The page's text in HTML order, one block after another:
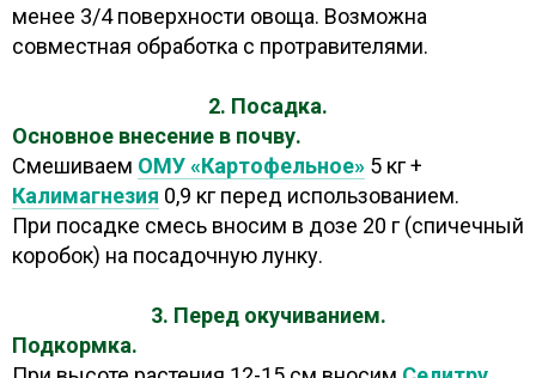
менее 3/4 поверхности овоща. Возможна
совместная обработка с протравителями.
2. Посадка.
Основное внесение в почву.
Смешиваем ОМУ «Картофельное» 5 кг +
Калимагнезия 0,9 кг перед использованием.
При посадке смесь вносим в дозе 20 г (спичечный
коробок) на посадочную лунку.
3. Перед окучиванием.
Подкормка.